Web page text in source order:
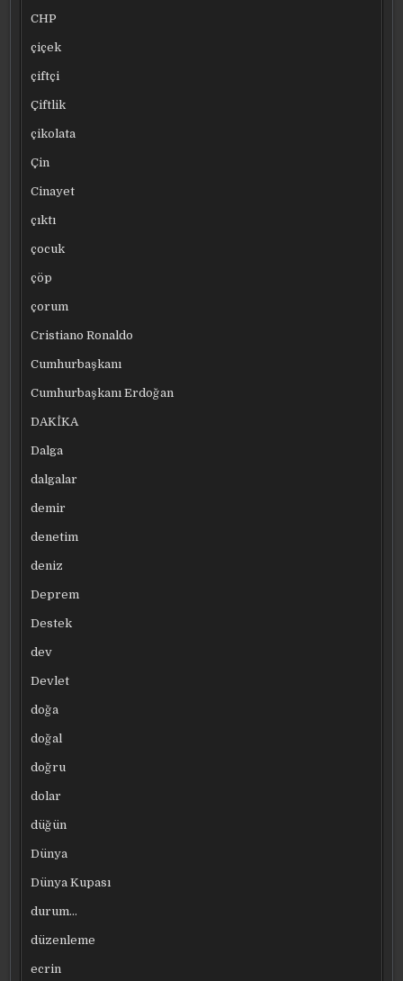
CHP
çiçek
çiftçi
Çiftlik
çikolata
Çin
Cinayet
çıktı
çocuk
çöp
çorum
Cristiano Ronaldo
Cumhurbaşkanı
Cumhurbaşkanı Erdoğan
DAKİKA
Dalga
dalgalar
demir
denetim
deniz
Deprem
Destek
dev
Devlet
doğa
doğal
doğru
dolar
düğün
Dünya
Dünya Kupası
durum…
düzenleme
ecrin